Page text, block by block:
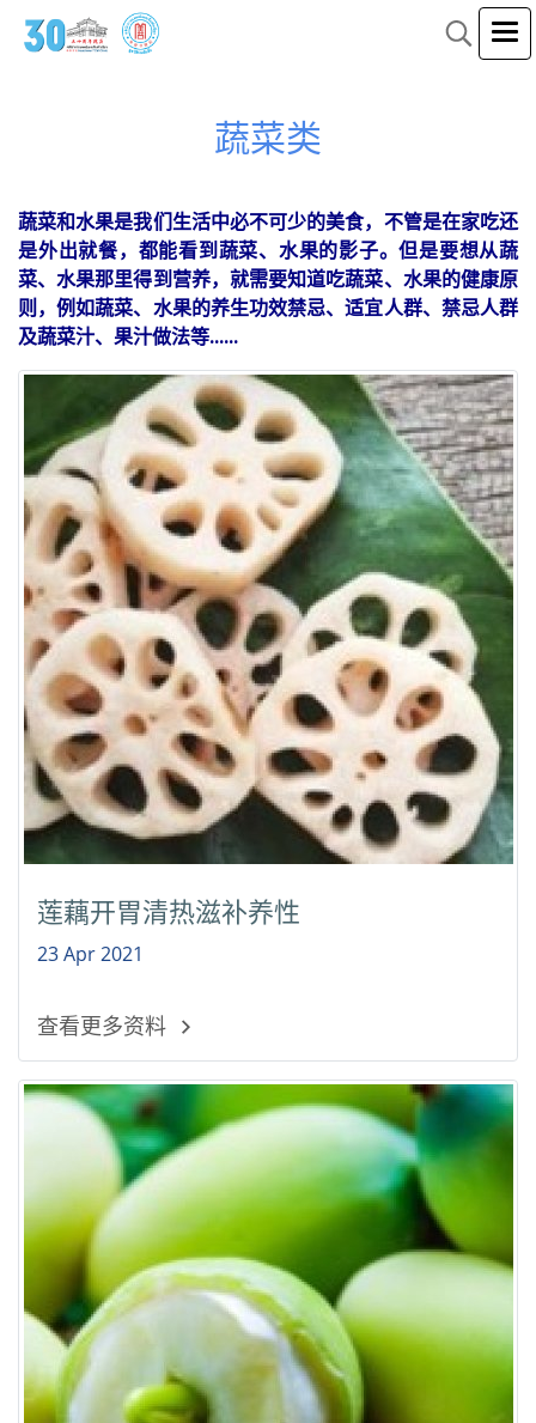
蔬菜类
蔬菜和水果是我们生活中必不可少的美食，不管是在家吃还
是外出就餐，都能看到蔬菜、水果的影子。但是要想从蔬
菜、水果那里得到营养，就需要知道吃蔬菜、水果的健康原
则，例如蔬菜、水果的养生功效禁忌、适宜人群、禁忌人群
及蔬菜汁、果汁做法等......
莲藕开胃清热滋补养性
23 Apr 2021
查看更多资料